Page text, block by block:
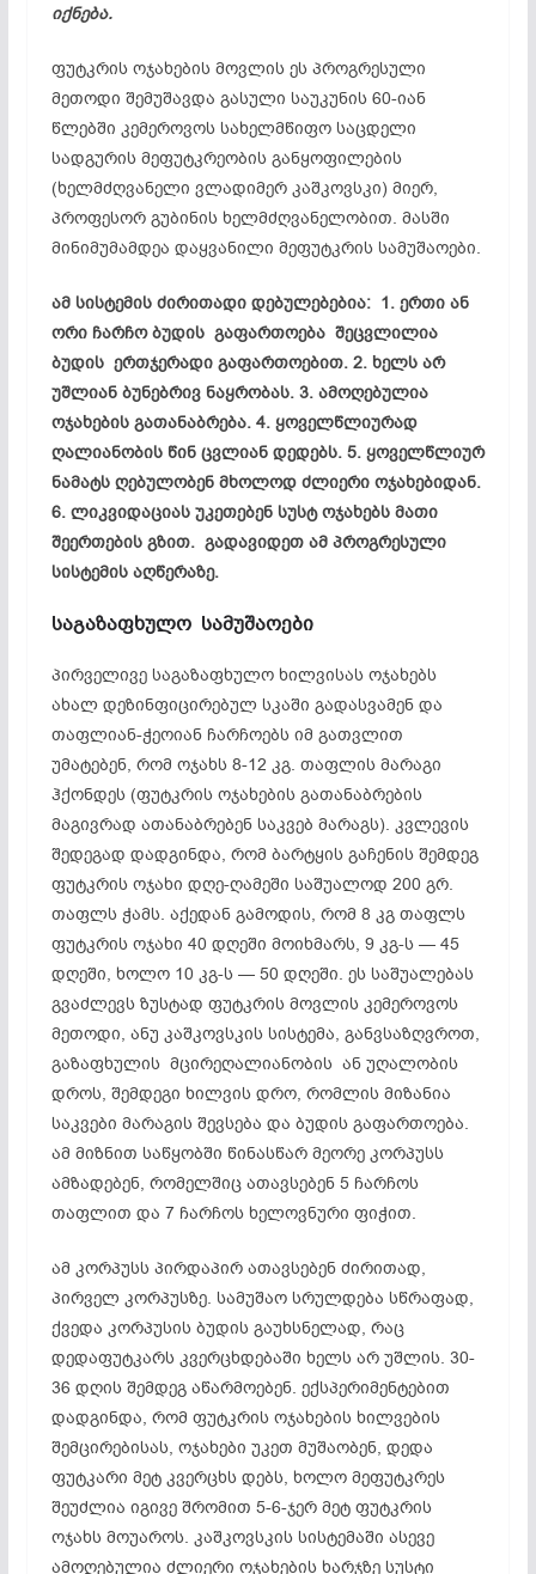
იქნება.
ფუტკრის ოჯახების მოვლის ეს პროგრესული
მეთოდი შემუშავდა გასული საუკუნის 60-იან
წლებში კემეროვოს სახელმწიფო საცდელი
სადგურის მეფუტკრეობის განყოფილების
(ხელმძღვანელი ვლადიმერ კაშკოვსკი) მიერ,
პროფესორ გუბინის ხელმძღვანელობით. მასში
მინიმუმამდეა დაყვანილი მეფუტკრის სამუშაოები.
ამ სისტემის ძირითადი დებულებებია: 1. ერთი ან
ორი ჩარჩო ბუდის გაფართოება შეცვლილია
ბუდის ერთჯერადი გაფართოებით. 2. ხელს არ
უშლიან ბუნებრივ ნაყრობას. 3. ამოღებულია
ოჯახების გათანაბრება. 4. ყოველწლიურად
ღალიანობის წინ ცვლიან დედებს. 5. ყოველწლიურ
ნამატს ღებულობენ მხოლოდ ძლიერი ოჯახებიდან.
6. ლიკვიდაციას უკეთებენ სუსტ ოჯახებს მათი
შეერთების გზით. გადავიდეთ ამ პროგრესული
სისტემის აღწერაზე.
საგაზაფხულო სამუშაოები
პირველივე საგაზაფხულო ხილვისას ოჯახებს
ახალ დეზინფიცირებულ სკაში გადასვამენ და
თაფლიან-ჭეოიან ჩარჩოებს იმ გათვლით
უმატებენ, რომ ოჯახს 8-12 კგ. თაფლის მარაგი
ჰქონდეს (ფუტკრის ოჯახების გათანაბრების
მაგივრად ათანაბრებენ საკვებ მარაგს). კვლევის
შედეგად დადგინდა, რომ ბარტყის გაჩენის შემდეგ
ფუტკრის ოჯახი დღე-ღამეში საშუალოდ 200 გრ.
თაფლს ჭამს. აქედან გამოდის, რომ 8 კგ თაფლს
ფუტკრის ოჯახი 40 დღეში მოიხმარს, 9 კგ-ს — 45
დღეში, ხოლო 10 კგ-ს — 50 დღეში. ეს საშუალებას
გვაძლევს ზუსტად ფუტკრის მოვლის კემეროვოს
მეთოდი, ანუ კაშკოვსკის სისტემა, განვსაზღვროთ,
გაზაფხულის მცირეღალიანობის ან უღალობის
დროს, შემდეგი ხილვის დრო, რომლის მიზანია
საკვები მარაგის შევსება და ბუდის გაფართოება.
ამ მიზნით საწყობში წინასწარ მეორე კორპუსს
ამზადებენ, რომელშიც ათავსებენ 5 ჩარჩოს
თაფლით და 7 ჩარჩოს ხელოვნური ფიჭით.
ამ კორპუსს პირდაპირ ათავსებენ ძირითად,
პირველ კორპუსზე. სამუშაო სრულდება სწრაფად,
ქვედა კორპუსის ბუდის გაუხსნელად, რაც
დედაფუტკარს კვერცხდებაში ხელს არ უშლის. 30-
36 დღის შემდეგ აწარმოებენ. ექსპერიმენტებით
დადგინდა, რომ ფუტკრის ოჯახების ხილვების
შემცირებისას, ოჯახები უკეთ მუშაობენ, დედა
ფუტკარი მეტ კვერცხს დებს, ხოლო მეფუტკრეს
შეუძლია იგივე შრომით 5-6-ჯერ მეტ ფუტკრის
ოჯახს მოუაროს. კაშკოვსკის სისტემაში ასევე
ამოღებულია ძლიერი ოჯახების ხარჯზე სუსტი